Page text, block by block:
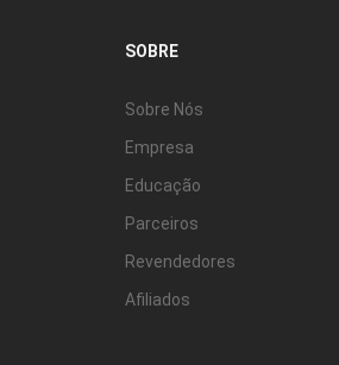
SOBRE
Sobre Nós
Empresa
Educação
Parceiros
Revendedores
Afiliados